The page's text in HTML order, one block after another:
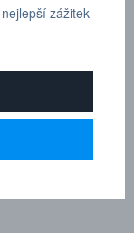
1/2" vnitřní závit
zážitek